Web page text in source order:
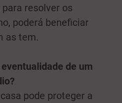
resolver os
poderá beneficiar
as tem.
de um
pode proteger a